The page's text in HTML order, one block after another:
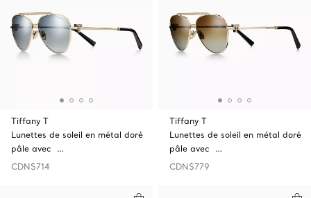
Tiffany T
Lunettes de soleil en métal doré
pâle avec …
CDN$714
Tiffany T
Lunettes de soleil en métal doré
pâle avec …
CDN$779